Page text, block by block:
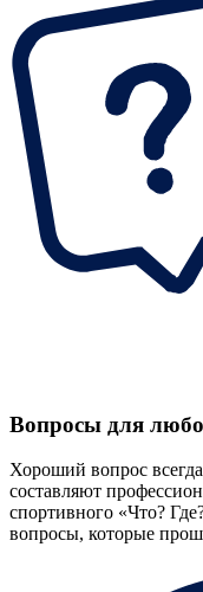
Вопросы для
Хороший вопрос
составляют
спортивного «Что?
вопросы, которые